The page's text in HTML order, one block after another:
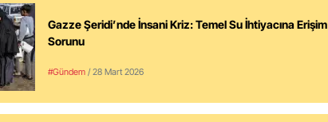
Gazze Şeridi’nde İnsani Kriz: Temel Su İhtiyacına Erişim
Sorunu
#Gündem / 28 Mart 2026